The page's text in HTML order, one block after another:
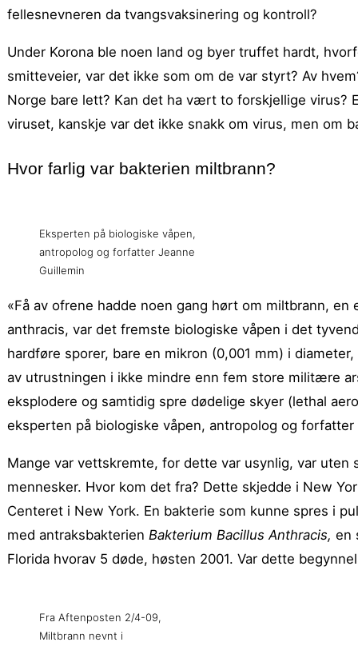
fellesnevneren da tvangsvaksinering og kontroll?
Under Korona ble noen land og byer truffet hardt,
smitteveier, var det ikke som om de var styrt? Av
Norge bare lett? Kan det ha vært to forskjellige virus?
viruset, kanskje var det ikke snakk om virus, men om
Hvor farlig var bakterien miltbrann?
Eksperten på biologiske våpen,
antropolog og forfatter Jeanne
Guillemin
«Få av ofrene hadde noen gang hørt om miltbrann,
anthracis, var det fremste biologiske våpen i det
hardføre sporer, bare en mikron (0,001 mm) i
av utrustningen i ikke mindre enn fem store militære
eksplodere og samtidig spre dødelige skyer (lethal
eksperten på biologiske våpen, antropolog og
Mange var vettskremte, for dette var usynlig, var
mennesker. Hvor kom det fra? Dette skjedde i New
Centeret i New York. En bakterie som kunne spres i
med antraksbakterien Bakterium Bacillus Anthracis, en
Florida hvorav 5 døde, høsten 2001. Var dette
Fra Aftenposten 2/4-09,
Miltbrann nevnt i